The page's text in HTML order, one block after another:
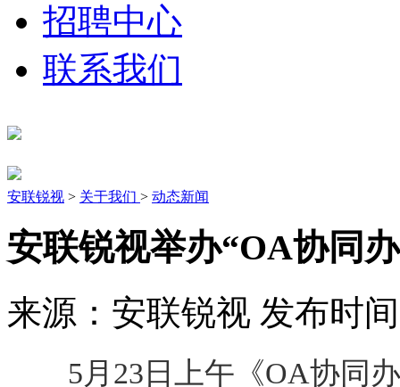
招聘中心
联系我们
安联锐视 > 关于我们 > 动态新闻
安联锐视举办“OA协同
来源： 安联锐视 发布时
5月23日上午《OA协同办